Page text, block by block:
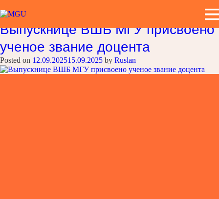
Метка: Наши выпускники
Выпускнице ВШБ МГУ присвоено
ученое звание доцента
Posted on 12.09.202515.09.2025 by Ruslan